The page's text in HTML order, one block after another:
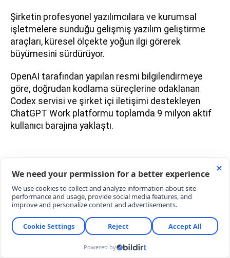
Şirketin profesyonel yazılımcılara ve kurumsal
işletmelere sunduğu gelişmiş yazılım geliştirme
araçları, küresel ölçekte yoğun ilgi görerek
büyümesini sürdürüyor.
OpenAI tarafından yapılan resmi bilgilendirmeye
göre, doğrudan kodlama süreçlerine odaklanan
Codex servisi ve şirket içi iletişimi destekleyen
ChatGPT Work platformu toplamda 9 milyon aktif
kullanıcı barajına yaklaştı.